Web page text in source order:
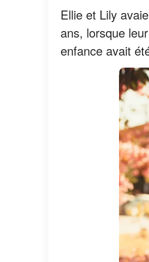
Ellie et Lily
ans, lorsque
enfance avait